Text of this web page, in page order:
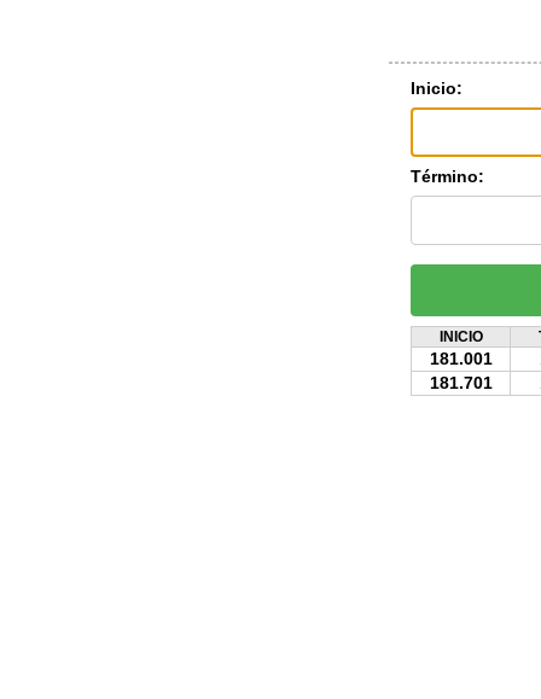
Inicio:
Término:
INICIO
181.001
181.701